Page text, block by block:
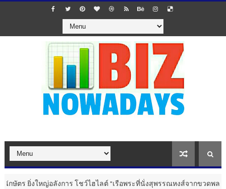
ลังการ โชว์ไฮไลต์ "เรือพระที่นั่งสุพรรณหงส์จากขวดพลาสติก" ผสานป